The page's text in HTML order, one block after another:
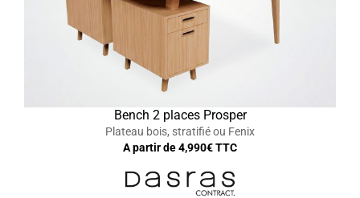
Bench 2 places Prosper
Plateau bois, stratifié ou Fenix
A partir de4,990€ TTC